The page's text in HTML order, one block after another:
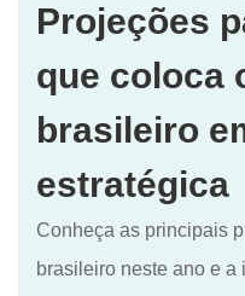
Projeções
que coloca
brasileiro
estratégica
Conheça as principais
brasileiro neste ano e